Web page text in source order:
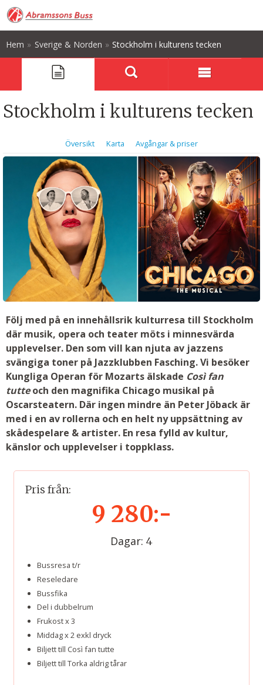
Hem » Sverige & Norden » Stockholm i kulturens tecken
Stockholm i kulturens tecken
Översikt Karta Avgångar & priser
Följ med på en innehållsrik kulturresa till Stockholm
där musik, opera och teater möts i minnesvärda
upplevelser. Den som vill kan njuta av jazzens
svängiga toner på Jazzklubben Fasching. Vi besöker
Kungliga Operan för Mozarts älskade Così fan
tutteoch den magnifika Chicago musikal på
Oscarsteatern. Där ingen mindre än Peter Jöback är
med i en av rollerna och en helt ny uppsättning av
skådespelare & artister. En resa fylld av kultur,
känslor och upplevelser i toppklass.
Pris från:
9 280:-
Dagar: 4
Bussresa t/r
Reseledare
Bussfika
Del i dubbelrum
Frukost x 3
Middag x 2 exkl dryck
Biljett till Così fan tutte
Biljett till Torka aldrig tårar